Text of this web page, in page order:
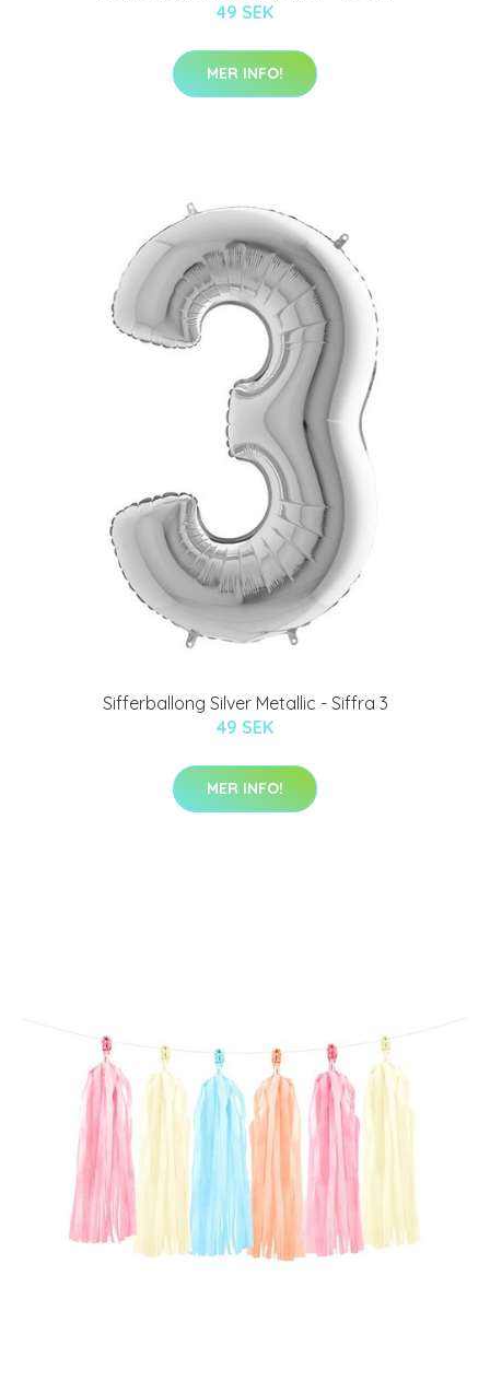
49 SEK
MER INFO!
Sifferballong Silver Metallic - Siffra 3
49 SEK
MER INFO!